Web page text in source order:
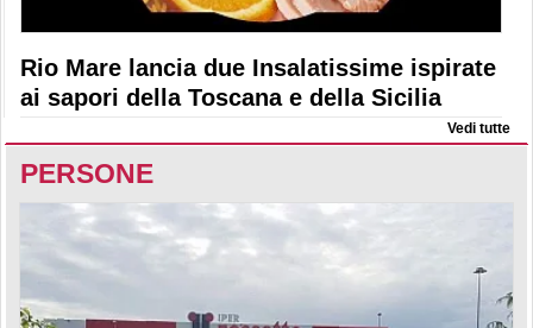
Rio Mare lancia due Insalatissime ispirate
ai sapori della Toscana e della Sicilia
Vedi tutte
PERSONE